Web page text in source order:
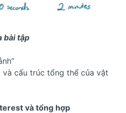
bài tập
và cấu trúc tổng thể của vật
và tổng hợp